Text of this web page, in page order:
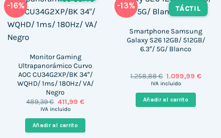
-16%
Monitor Gaming
Ultrapanorámico Curvo
AOC CU34G2XP/BK 34″/
WQHD/ 1ms/ 180Hz/ VA/
Negro
489,39€ El
precio
era:
489,39 €.
411,99 €El
es:
IVA incluido
Añadir al carrito
-13%
TÁCTIL
Smartphone Samsung
Galaxy S26 12GB/ 512GB/
6.3″/ 5G/ Blanco
1.258,88€ El
precio
era:
1.258,88 €.
1.099,99€El
IVA incluido
Añadir al carrito